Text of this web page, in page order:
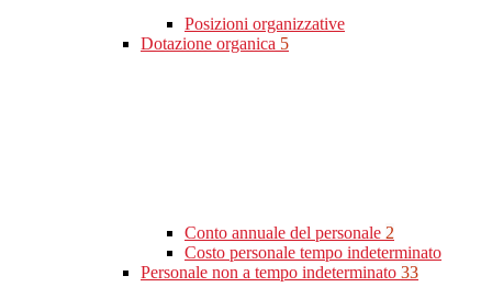
Posizioni organizzative
Dotazione organica 5
Conto annuale del personale 2
Costo personale tempo indeterminato
Personale non a tempo indeterminato 33